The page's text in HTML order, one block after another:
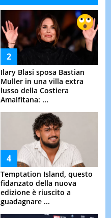
Ilary Blasi sposa Bastian
Muller in una villa extra
lusso della Costiera
Amalfitana: ...
Temptation Island, questo
fidanzato della nuova
edizione è riuscito a
guadagnare ...